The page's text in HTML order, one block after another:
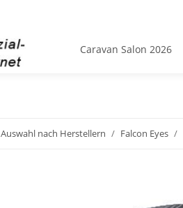
Caravan Salon 2026
Auswahl nach Herstellern Falcon Eyes